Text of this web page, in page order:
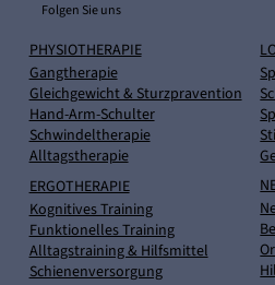
Folgen Sie uns
PHYSIOTHERAPIE
Gangtherapie
Gleichgewicht & Sturzpravention
Hand-Arm-Schulter
Schwindeltherapie
Alltagstherapie
ERGOTHERAPIE
Kognitives Training
Funktionelles Training
Alltagstraining & Hilfsmittel
Schienenversorgung